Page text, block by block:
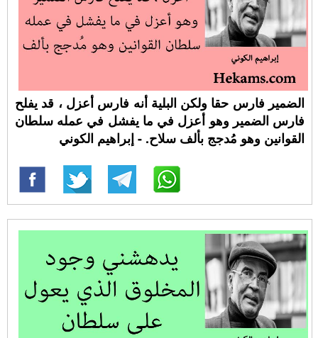
الضمير فارس حقا ولكن البلية أنه فارس أعزل ، قد يفلح
فارس الضمير وهو أعزل في ما يفشل في عمله سلطان
القوانين وهو مُدجج بألف سلاح. - إبراهيم الكوني